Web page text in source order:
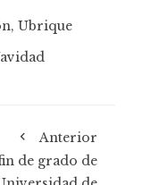
, Ubrique
Anterior
de grado de